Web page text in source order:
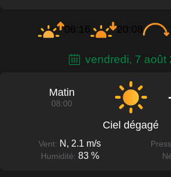
06:16 20:08
vendredi, 7 août
Matin
08:00
Ciel dégagé
Vent: N, 2.1 m/s
Humidité: 83 %